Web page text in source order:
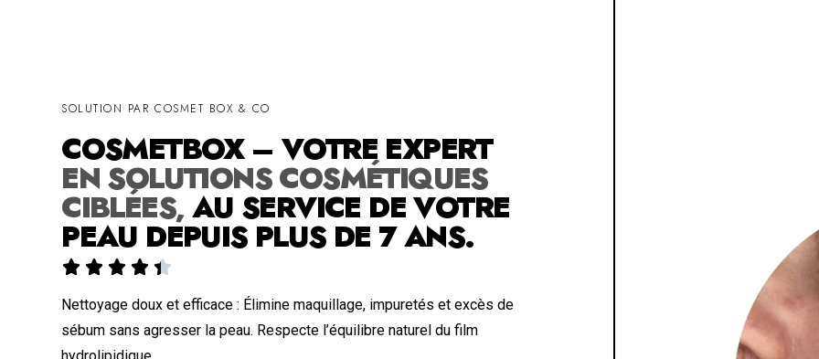
SOLUTION PAR COSMET BOX & CO
COSMETBOX – VOTRE EXPERT
EN SOLUTIONS COSMÉTIQUES
CIBLÉES,AU SERVICE DE VOTRE
PEAU DEPUIS PLUS DE 7 ANS.
    
Nettoyage doux et efficace : Élimine maquillage, impuretés et excès de
sébum sans agresser la peau. Respecte l’équilibre naturel du film